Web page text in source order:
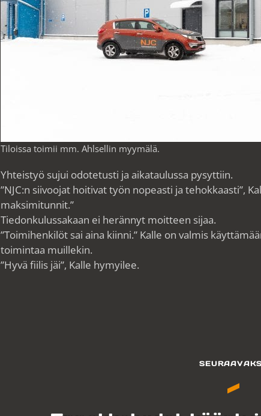
Tiloissa toimii mm. Ahlsellin myymälä.
Yhteistyö sujui odotetusti ja aikataulussa pysyttiin.
”NJC:n siivoojat hoitivat työn nopeasti ja tehokkaasti”,
maksimitunnit.”
Tiedonkulussakaan ei herännyt moitteen sijaa.
”Toimihenkilöt sai aina kiinni.” Kalle on valmis
toimintaa muillekin.
”Hyvä fiilis jäi”, Kalle hymyilee.